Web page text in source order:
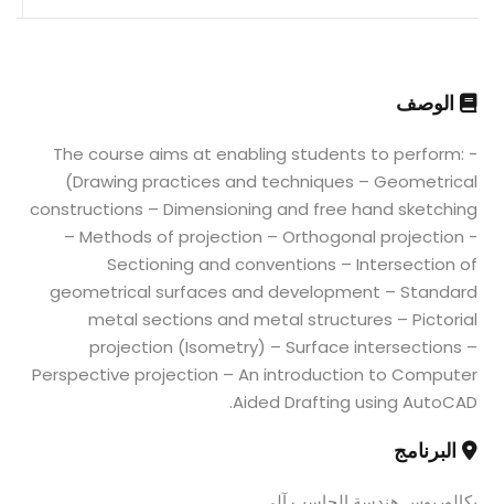
الوصف
- The course aims at enabling students to perform:
(Drawing practices and techniques – Geometrical
constructions – Dimensioning and free hand sketching
– Methods of projection – Orthogonal projection -
Sectioning and conventions – Intersection of
geometrical surfaces and development – Standard
metal sections and metal structures – Pictorial
projection (Isometry) – Surface intersections –
Perspective projection – An introduction to Computer
Aided Drafting using AutoCAD.
البرنامج